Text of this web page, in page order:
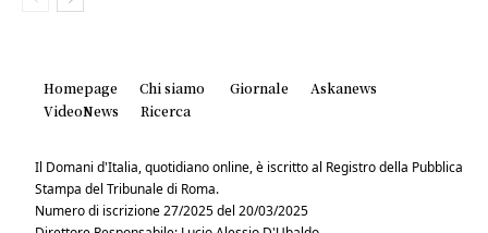
Homepage Chi siamo Giornale
Askanews
VideoNews
Ricerca
Il Domani d'Italia, quotidiano online, è iscritto al Registro della Pubblica
Stampa del Tribunale di Roma.
Numero di iscrizione 27/2025 del 20/03/2025